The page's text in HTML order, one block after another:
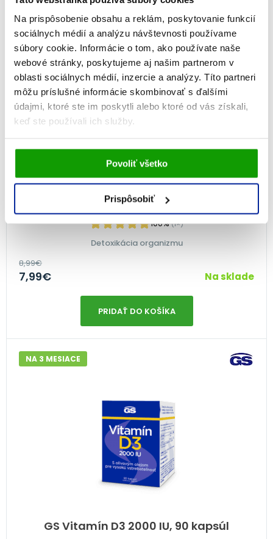
Na prispôsobenie obsahu a reklám, poskytovanie funkcií
sociálnych médií a analýzu návštevnosti používame
súbory cookie. Informácie o tom, ako používate naše
webové stránky, poskytujeme aj našim partnerom v
oblasti sociálnych médií, inzercie a analýzy. Títo partneri
môžu príslušné informácie skombinovať s ďalšími
údajmi, ktoré ste im poskytli alebo ktoré od vás získali,
keď ste používali ich služby.
Vami udelený súhlas bude uchovávaný po dobu jedného
roka. Zmenu nastavení Vami odsúhlasených cookies
môžete upraviť v časti stránkyInformácie o cookies.
Povoliť všetko
Prispôsobiť
GS Pestrec MARIÁNSKY, 60 tabliet
100%(1×)
NA 2 MESIACE
Detoxikácia organizmu
-11%
8,99€
7,99€ Na sklade
PRIDAŤ DO KOŠÍKA
GS Vitamín D3 2000 IU, 90 kapsúl
NA 3 MESIACE